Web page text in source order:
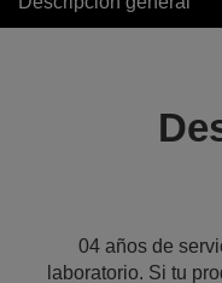
04 años de
laboratorio. Si tu